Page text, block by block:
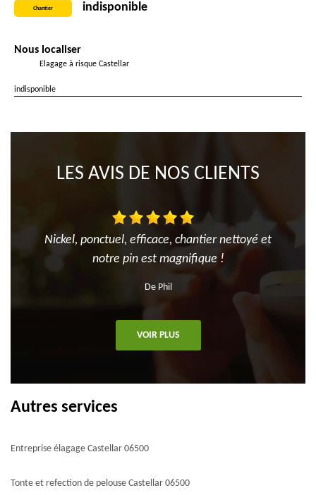
Chantier indisponible
Nous localiser
Elagage à risque Castellar
indisponible
LES AVIS DE NOS CLIENTS
Nickel, ponctuel, efficace, chantier nettoyé et
notre pin est magnifique !
De Phil
VOIR PLUS
Autres services
Entreprise élagage Castellar 06500
Tonte et refection de pelouse Castellar 06500